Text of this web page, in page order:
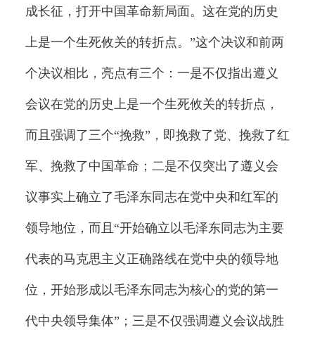
成长征，打开中国革命新局面。这在党的历史
上是一个生死攸关的转折点。”这个决议和前两
个决议相比，亮点有三个：一是不仅指出遵义
会议在党的历史上是一个生死攸关的转折点，
而且强调了三个“挽救”，即挽救了党、挽救了红
军、挽救了中国革命；二是不仅突出了遵义会
议事实上确立了毛泽东同志在党中央和红军的
领导地位，而且“开始确立以毛泽东同志为主要
代表的马克思主义正确路线在党中央的领导地
位，开始形成以毛泽东同志为核心的党的第一
代中央领导集体”；三是不仅强调遵义会议战胜